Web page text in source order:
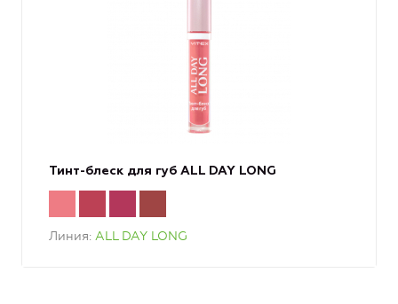
Тинт-блеск для губ ALL DAY LONG
Линия ALL DAY LONG